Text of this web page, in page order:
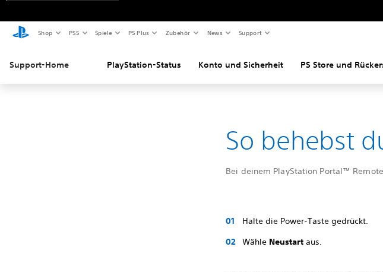
Shop PS5 Spiele PS Plus Zubehör News Support
Support-Home PlayStation-Status Konto und Sicherheit PS Store und
So behebst
Bei deinem PlayStation Portal™
Halte die Power-Taste gedrückt.
Wähle Neustart aus.